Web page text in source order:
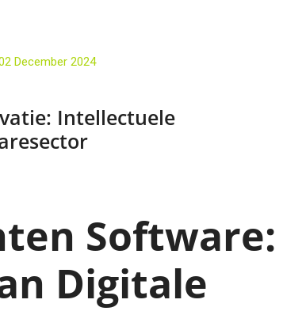
December 2024
Intellectuele
Software:
Digitale